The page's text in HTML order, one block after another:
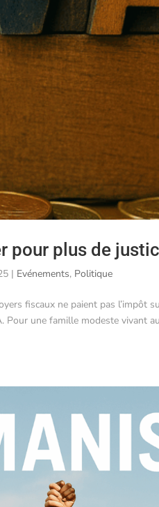
pour plus de
| Evénements, Politique
fiscaux ne paient pas l’impôt
une famille modeste vivant